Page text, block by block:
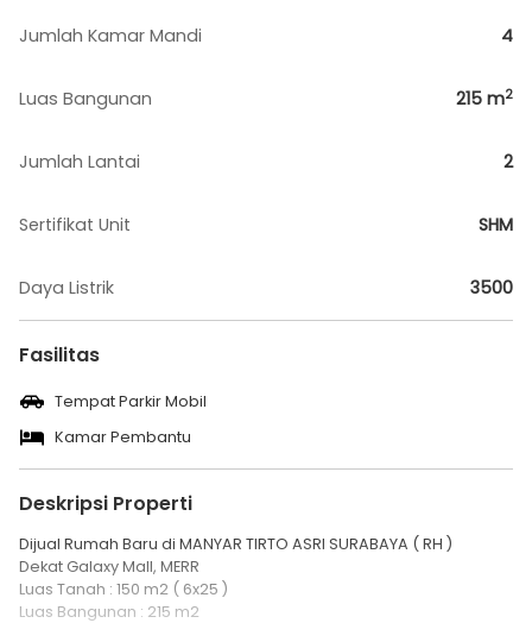
Jumlah Kamar Mandi 4
Luas Bangunan 215 m2
Jumlah Lantai 2
Sertifikat Unit SHM
Daya Listrik 3500
Fasilitas
Tempat Parkir Mobil
Kamar Pembantu
Deskripsi Properti
Dijual Rumah Baru di MANYAR TIRTO ASRI SURABAYA ( RH )
Dekat Galaxy Mall, MERR
Luas Tanah : 150 m2 ( 6x25 )
Luas Bangunan : 215 m2